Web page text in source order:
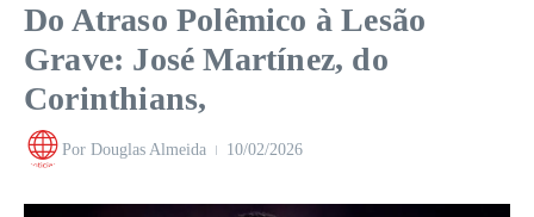
Do Atraso Polêmico à Lesão
Grave: José Martínez, do
Corinthians,
Por Douglas Almeida 10/02/2026